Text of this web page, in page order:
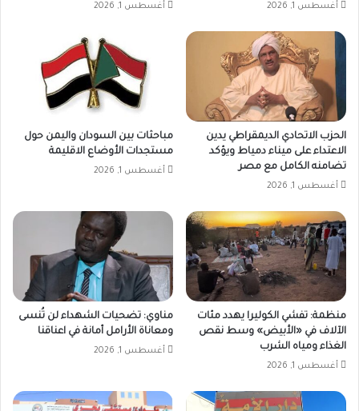
أغسطس 1, 2026 أغسطس 1, 2026
الحزب الاتحادي الديمقراطي يدين
الاعتداء على ميناء دمياط ويؤكد
تضامنه الكامل مع مصر
أغسطس 1, 2026
مباحثات بين السودان واليمن حول
مستجدات الأوضاع الاقليمة
أغسطس 1, 2026
منظمة: تفشي الكوليرا يهدد مئات
الآلاف في «الأبيض» وسط نقص
الغذاء ومياه الشرب
أغسطس 1, 2026
مناوي: تضحيات الشهداء لن تُنسى
ومعاناة الأرامل أمانة في اعناقنا
أغسطس 1, 2026